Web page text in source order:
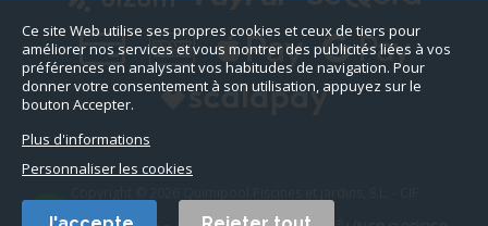
Ce site Web utilise ses propres cookies et ceux de tiers pour
améliorer nos services et vous montrer des publicités liées à vos
préférences en analysant vos habitudes de navigation. Pour
donner votre consentement à son utilisation, appuyez sur le
bouton Accepter.
Plus d'informations
Personnaliser les cookies